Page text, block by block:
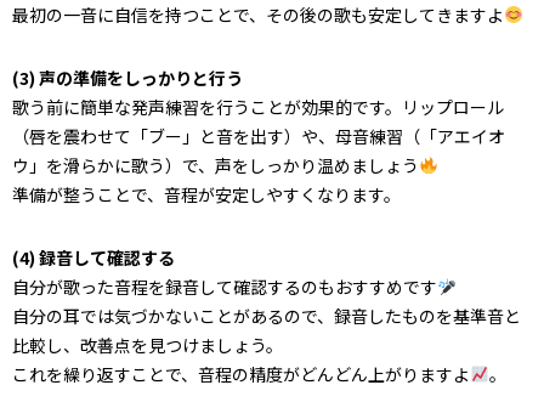
最初の一音に自信を持つことで、その後の歌も安定してきますよ
(3) 声の準備をしっかりと行う
歌う前に簡単な発声練習を行うことが効果的です。リップロール
（唇を震わせて「ブー」と音を出す）や、母音練習（「アエイオ
ウ」を滑らかに歌う）で、声をしっかり温めましょう
準備が整うことで、音程が安定しやすくなります。
(4) 録音して確認する
自分が歌った音程を録音して確認するのもおすすめです
自分の耳では気づかないことがあるので、録音したものを基準音と
比較し、改善点を見つけましょう。
これを繰り返すことで、音程の精度がどんどん上がりますよ
。